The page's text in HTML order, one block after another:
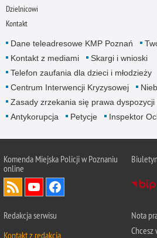
Dzielnicowi
Kontakt
Dane teleadresowe KMP Poznań
Kontakt z mediami
Skargi i wnioski
Telefon zaufania dla dzieci i młodzieży
Centrum Interwencji Kryzysowej
Zasady zrzekania się prawa
Antykorupcja
Petycje Inspektor
Komenda Miejska Policji w Poznaniu
online
Redakcja serwisu
Kontakt z redakcją
Nota
Chcesz